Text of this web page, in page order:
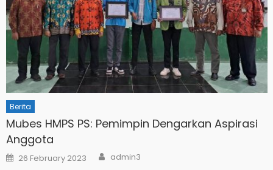
Berita
Mubes HMPS PS: Pemimpin Dengarkan Aspirasi
Anggota
Posted
on
26 February 2023 Author
admin3